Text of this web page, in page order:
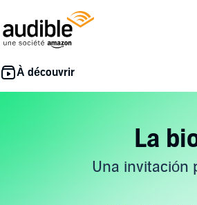
La
Una invitación